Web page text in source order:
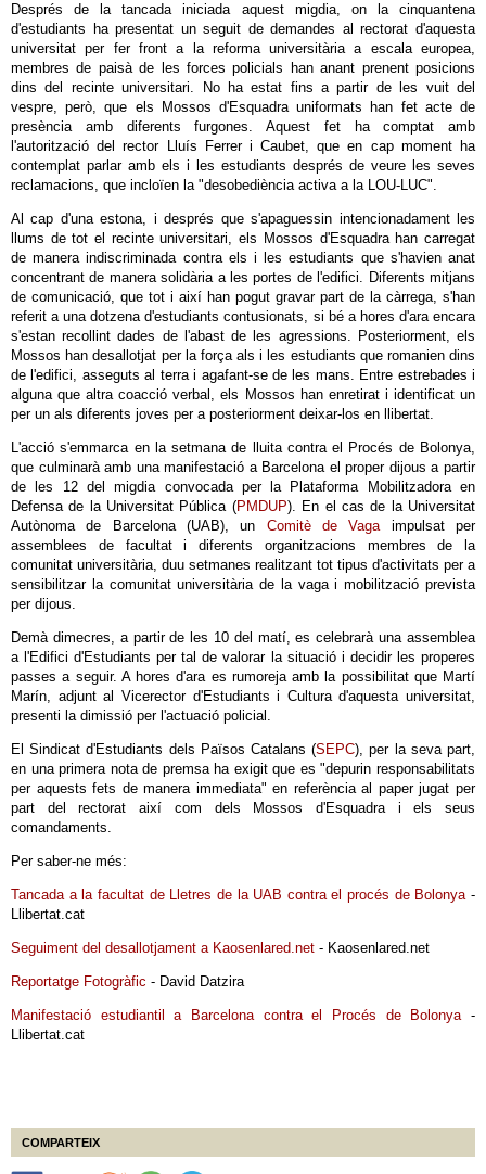
Després de la tancada iniciada aquest migdia, on la cinquantena
d'estudiants ha presentat un seguit de demandes al rectorat d'aquesta
universitat per fer front a la reforma universitària a escala europea,
membres de paisà de les forces policials han anant prenent posicions
dins del recinte universitari. No ha estat fins a partir de les vuit del
vespre, però, que els Mossos d'Esquadra uniformats han fet acte de
presència amb diferents furgones. Aquest fet ha comptat amb
l'autorització del rector Lluís Ferrer i Caubet, que en cap moment ha
contemplat parlar amb els i les estudiants després de veure les seves
reclamacions, que incloïen la "desobediència activa a la LOU-LUC".
Al cap d'una estona, i després que s'apaguessin intencionadament les
llums de tot el recinte universitari, els Mossos d'Esquadra han carregat
de manera indiscriminada contra els i les estudiants que s'havien anat
concentrant de manera solidària a les portes de l'edifici. Diferents mitjans
de comunicació, que tot i així han pogut gravar part de la càrrega, s'han
referit a una dotzena d'estudiants contusionats, si bé a hores d'ara encara
s'estan recollint dades de l'abast de les agressions. Posteriorment, els
Mossos han desallotjat per la força als i les estudiants que romanien dins
de l'edifici, asseguts al terra i agafant-se de les mans. Entre estrebades i
alguna que altra coacció verbal, els Mossos han enretirat i identificat un
per un als diferents joves per a posteriorment deixar-los en llibertat.
L'acció s'emmarca en la setmana de lluita contra el Procés de Bolonya,
que culminarà amb una manifestació a Barcelona el proper dijous a partir
de les 12 del migdia convocada per la Plataforma Mobilitzadora en
Defensa de la Universitat Pública (PMDUP). En el cas de la Universitat
Autònoma de Barcelona (UAB), un Comitè de Vagaimpulsat per
assemblees de facultat i diferents organitzacions membres de la
comunitat universitària, duu setmanes realitzant tot tipus d'activitats per a
sensibilitzar la comunitat universitària de la vaga i mobilització prevista
per dijous.
Demà dimecres, a partir de les 10 del matí, es celebrarà una assemblea
a l'Edifici d'Estudiants per tal de valorar la situació i decidir les properes
passes a seguir. A hores d'ara es rumoreja amb la possibilitat que Martí
Marín, adjunt al Vicerector d'Estudiants i Cultura d'aquesta universitat,
presenti la dimissió per l'actuació policial.
El Sindicat d'Estudiants dels Països Catalans (SEPC), per la seva part,
en una primera nota de premsa ha exigit que es "depurin responsabilitats
per aquests fets de manera immediata" en referència al paper jugat per
part del rectorat així com dels Mossos d'Esquadra i els seus
comandaments.
Per saber-ne més:
Tancada a la facultat de Lletres de la UAB contra el procés de Bolonya-
Llibertat.cat
Seguiment del desallotjament a Kaosenlared.net - Kaosenlared.net
Reportatge Fotogràfic - David Datzira
Manifestació estudiantil a Barcelona contra el Procés de Bolonya-
Llibertat.cat
COMPARTEIX